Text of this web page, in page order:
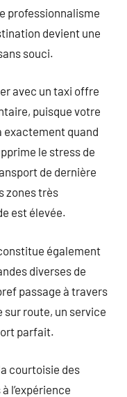
professionnalisme
devient une
souci.
avec un taxi offre
puisque votre
exactement quand
le stress de
de dernière
zones très
est élevée.
également
diverses de
passage à travers
sur route, un service
parfait.
courtoisie des
l’expérience